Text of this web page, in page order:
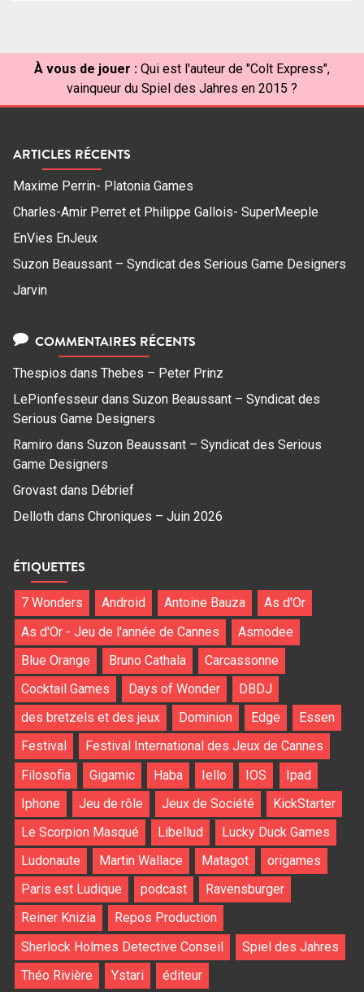
À vous de jouer : Qui est l'auteur de "Colt Express",
vainqueur du Spiel des Jahres en 2015 ?
ARTICLES RÉCENTS
Maxime Perrin- Platonia Games
Charles-Amir Perret et Philippe Gallois- SuperMeeple
EnVies EnJeux
Suzon Beaussant – Syndicat des Serious Game Designers
Jarvin
COMMENTAIRES RÉCENTS
Thespios dans Thebes – Peter Prinz
LePionfesseur dans Suzon Beaussant – Syndicat des
Serious Game Designers
Ramiro dans Suzon Beaussant – Syndicat des Serious
Game Designers
Grovast dans Débrief
Delloth dans Chroniques – Juin 2026
ÉTIQUETTES
7 Wonders Android Antoine Bauza
As d'Or
As d'Or - Jeu de l'année de Cannes
Asmodee
Blue Orange
Bruno Cathala
Carcassonne
Cocktail Games
Days of Wonder
DBDJ
des bretzels et des jeux
Dominion Edge
Essen
Festival
Festival International des Jeux de Cannes
Filosofia
Gigamic Haba Iello IOS
Ipad
Iphone
Jeu de rôle Jeux de Société
KickStarter
Le Scorpion Masqué
Libellud
Lucky Duck Games
Ludonaute
Martin Wallace Matagot
origames
Paris est Ludique
podcast
Ravensburger
Reiner Knizia
Repos Production
Sherlock Holmes Detective Conseil
Spiel des Jahres
Théo Rivière
Ystari éditeur